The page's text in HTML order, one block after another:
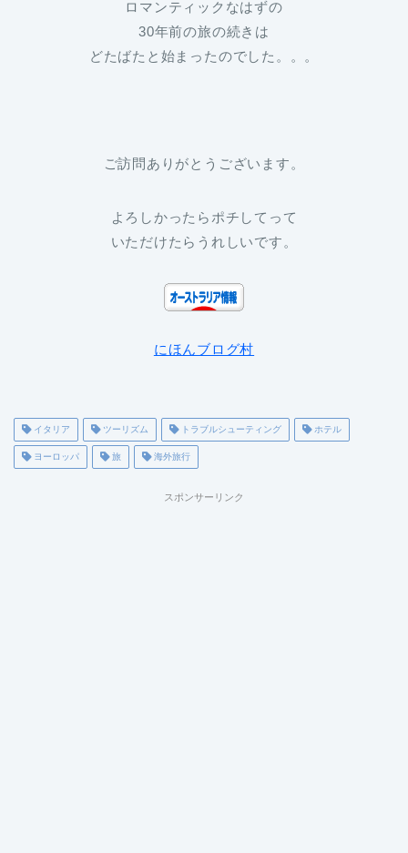
ロマンティックなはずの
30年前の旅の続きは
どたばたと始まったのでした。。。
ご訪問ありがとうございます。
よろしかったらポチしてって
いただけたらうれしいです。
にほんブログ村
イタリア ツーリズム トラブルシューティング ホテル
ヨーロッパ 旅 海外旅行
スポンサーリンク